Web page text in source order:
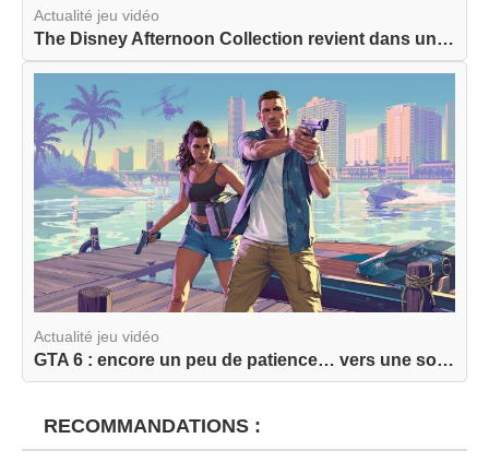
Actualité jeu vidéo
The Disney Afternoon Collection revient dans une...
Actualité jeu vidéo
GTA 6 : encore un peu de patience… vers une sort...
RECOMMANDATIONS :